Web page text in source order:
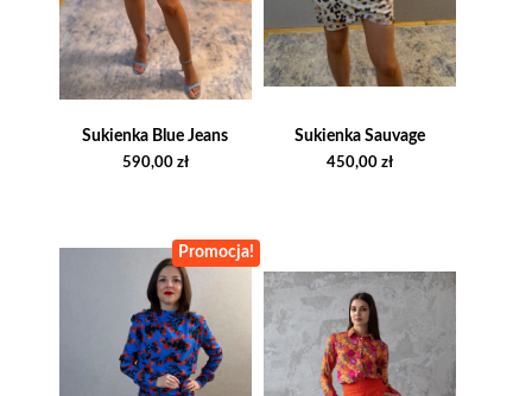
Sukienka Blue Jeans
590,00 zł
Sukienka Sauvage
450,00 zł
Promocja!